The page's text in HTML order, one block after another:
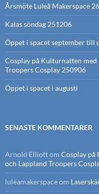
Årsmöte Luleå Makerspace
Kalas söndag 251206
Öppet i spacet september till
Cosplay på Kulturnatten med
Troopers Cosplay 250906
Öppet i spacet i augusti
SENASTE KOMMENTARER
Arnold Elliottom Cosplay på
och Lappland Troopers
luleamakerspaceom